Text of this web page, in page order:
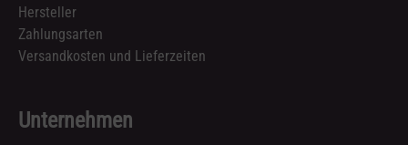
Hersteller
Zahlungsarten
Versandkosten und Lieferzeiten
Unternehmen